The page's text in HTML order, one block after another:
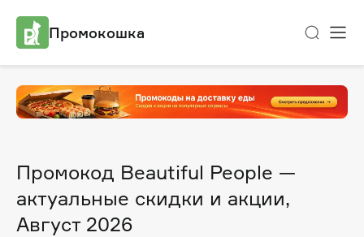
Промокошка
Промокод Beautiful People —
актуальные скидки и акции,
Август 2026